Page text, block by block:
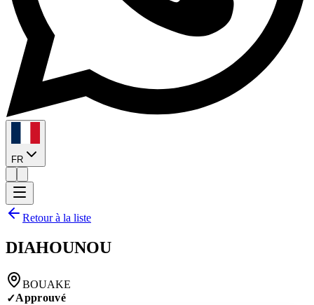
FR
Retour à la liste
DIAHOUNOU
BOUAKE
✓Approuvé